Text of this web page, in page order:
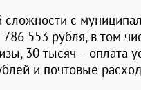
с
786 553 рубля, в том
30 тысяч – оплата
и почтовые